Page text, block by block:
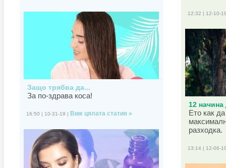
Защо трябва да...
За по-здрава коса!
16:50 | 10-31-19 | Виж цялата статия »
12:32 | 12-10-
12 начина
Ето как
разходка.
13:14 | 12-06-